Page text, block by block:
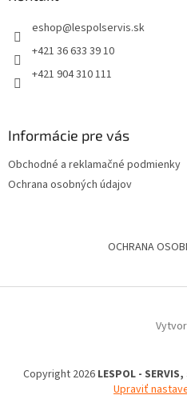
eshop@lespolservis.sk
+421 36 633 39 10
+421 904 310 111
Informácie pre vás
Obchodné a reklamačné podmienky
Ochrana osobných údajov
OCHRANA
Copyright 2026 LESPOL -
Upraviť